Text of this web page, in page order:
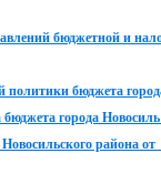
бюджетной и
бюджета
города
района